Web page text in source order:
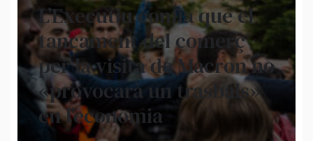
L’Executiu confia que el
tancament del comerç
per la visita de Macron no
«provocarà un trasbals»
en l’economia